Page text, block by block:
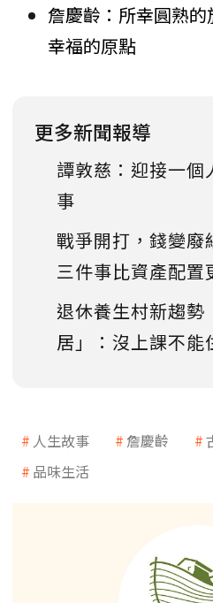
詹慶齡：所幸圓熟
幸福的原點
更多新聞報導
譚敦慈：迎接一個
事
戰爭開打，錢變廢
三件事比資產配置
退休養生村新趨勢
居」：沒上課不
人生故事 詹慶齡
品味生活